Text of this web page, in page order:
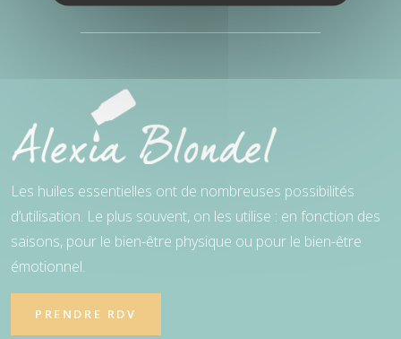
Les huiles essentielles ont de nombreuses possibilités
d’utilisation. Le plus souvent, on les utilise : en fonction des
saisons, pour le bien-être physique ou pour le bien-être
émotionnel.
PRENDRE RDV